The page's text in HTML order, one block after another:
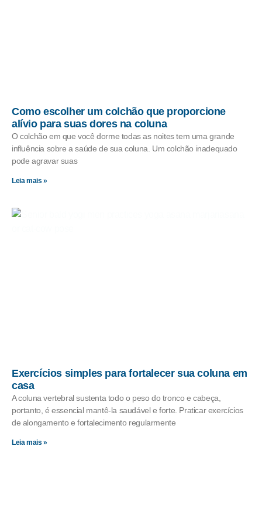
Como escolher um colchão que proporcione
alívio para suas dores na coluna
O colchão em que você dorme todas as noites tem uma grande
influência sobre a saúde de sua coluna. Um colchão inadequado
pode agravar suas
Leia mais »
Exercícios simples para fortalecer sua coluna em
casa
A coluna vertebral sustenta todo o peso do tronco e cabeça,
portanto, é essencial mantê-la saudável e forte. Praticar exercícios
de alongamento e fortalecimento regularmente
Leia mais »